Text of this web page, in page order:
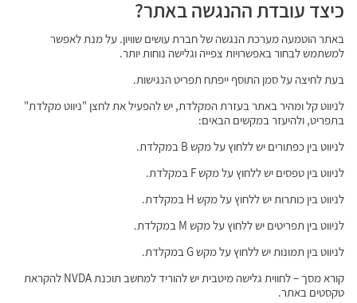
כיצד עובדת ההנגשה באתר?
באתר הוטמעה מערכת הנגשה של חברת עושים שוויון. על מנת לאפשר
למשתמש לבחור באפשרויות צפייה וגלישה נוחות יותר.
בעת לחיצה על סמן התוסף ייפתח תפריט הנגישות.
לניווט קל ומהיר באתר בעזרת המקלדת, יש להפעיל את לחצן "ניווט מקלדת"
בתפריט, ולהיעזר במקשים הבאים:
לניווט בין כפתורים יש ללחוץ על מקש B במקלדת.
לניווט בין טפסים יש ללחוץ על מקש F במקלדת.
לניווט בין כותרות יש ללחוץ על מקש H במקלדת.
לניווט בין תפריטים יש ללחוץ על מקש M במקלדת.
לניווט בין תמונות יש ללחוץ על מקש G במקלדת.
קורא מסך – לחווית גלישה מיטבית יש להוריד למחשב תוכנת NVDA להקראת
טקסטים באתר.